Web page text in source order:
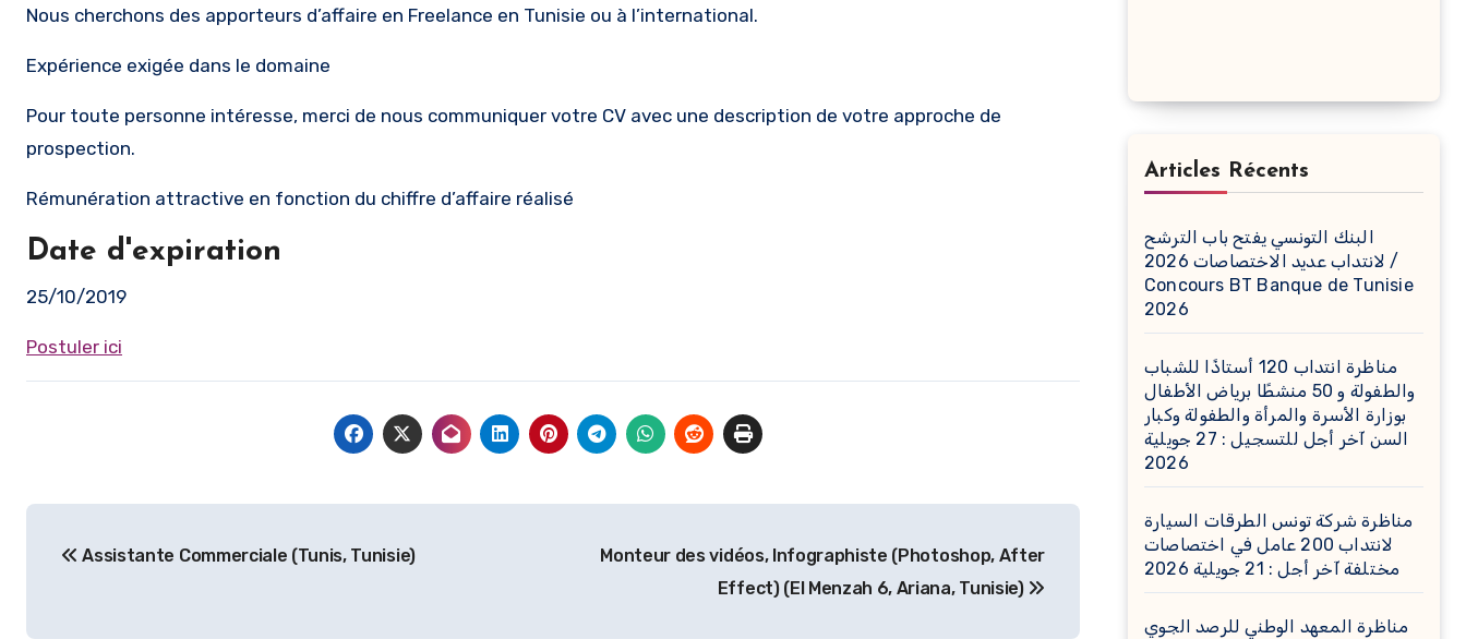
Nous cherchons des apporteurs d’affaire en Freelance en Tunisie ou à l’international.
Expérience exigée dans le domaine
Pour toute personne intéresse, merci de nous communiquer votre CV avec une description de votre approche de
prospection.
Rémunération attractive en fonction du chiffre d’affaire réalisé
Date d'expiration
25/10/2019
Postuler ici
de
Assistante Commerciale (Tunis, Tunisie)
Monteur des vidéos, Infographiste (Photoshop, After
Effect) (El Menzah 6, Ariana, Tunisie)
Articles Récents
البنك التونسي يفتح باب الترشح
لانتداب عديد الاختصاصات 2026 /
Concours BT Banque de Tunisie
2026
مناظرة انتداب 120 أستاذًا للشباب
والطفولة و 50 منشطًا برياض الأطفال
بوزارة الأسرة والمرأة والطفولة وكبار
السن آخر أجل للتسجيل : 27 جويلية
2026
مناظرة شركة تونس الطرقات السيارة
لانتداب 200 عامل في اختصاصات
مختلفة آخر أجل : 21 جويلية 2026
مناظرة المعهد الوطني للرصد الجوي